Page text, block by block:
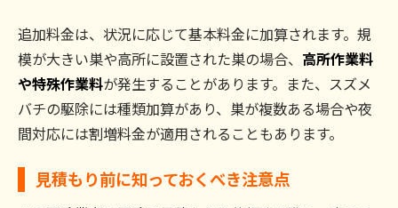
追加料金は、状況に応じて基本料金に加算されます。規
模が大きい巣や高所に設置された巣の場合、 高所作業料
や特殊作業料が発生することがあります。また、スズメ
バチの駆除には種類加算があり、巣が複数ある場合や夜
間対応には割増料金が適用されることもあります。
見積もり前に知っておくべき注意点